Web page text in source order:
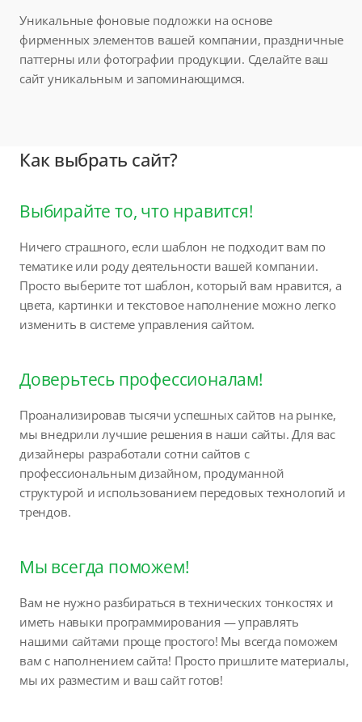
Уникальные фоновые подложки на основе
фирменных элементов вашей компании, праздничные
паттерны или фотографии продукции. Сделайте ваш
сайт уникальным и запоминающимся.
Как выбрать сайт?
Выбирайте то, что нравится!
Ничего страшного, если шаблон не подходит вам по
тематике или роду деятельности вашей компании.
Просто выберите тот шаблон, который вам нравится, а
цвета, картинки и текстовое наполнение можно легко
изменить в системе управления сайтом.
Доверьтесь профессионалам!
Проанализировав тысячи успешных сайтов на рынке,
мы внедрили лучшие решения в наши сайты. Для вас
дизайнеры разработали сотни сайтов с
профессиональным дизайном, продуманной
структурой и использованием передовых технологий и
трендов.
Мы всегда поможем!
Вам не нужно разбираться в технических тонкостях и
иметь навыки программирования — управлять
нашими сайтами проще простого! Мы всегда поможем
вам с наполнением сайта! Просто пришлите материалы,
мы их разместим и ваш сайт готов!